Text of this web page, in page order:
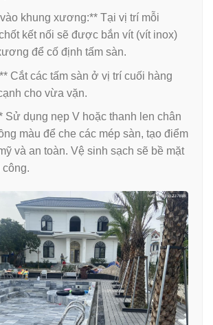
khung xương:** Tại vị trí mỗi
kết nối sẽ được bắn vít (vít inox)
để cố định tấm sàn.
Cắt các tấm sàn ở vị trí cuối hàng
cho vừa vặn.
Sử dụng nẹp V hoặc thanh len chân
màu để che các mép sàn, tạo điểm
và an toàn. Vệ sinh sạch sẽ bề mặt